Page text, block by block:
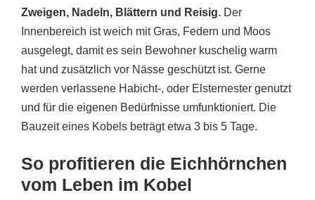
Zweigen, Nadeln, Blättern und Reisig. Der
Innenbereich ist weich mit Gras, Federn und Moos
ausgelegt, damit es sein Bewohner kuschelig warm
hat und zusätzlich vor Nässe geschützt ist. Gerne
werden verlassene Habicht-, oder Elsternester genutzt
und für die eigenen Bedürfnisse umfunktioniert. Die
Bauzeit eines Kobels beträgt etwa 3 bis 5 Tage.
So profitieren die Eichhörnchen
vom Leben im Kobel